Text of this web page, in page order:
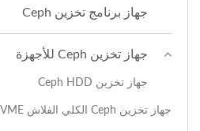
جهاز برنامج تخزين Ceph
جهاز تخزين Ceph للأجهزة
جهاز تخزين Ceph HDD
جهاز تخزين Ceph الكلي الفلاش NVME